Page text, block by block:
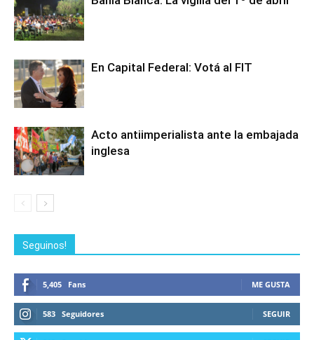
En Capital Federal: Votá al FIT
Acto antiimperialista ante la embajada
inglesa
Seguinos!
5,405 Fans ME GUSTA
583 Seguidores SEGUIR